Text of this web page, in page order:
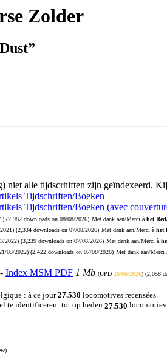
Zolder
niet alle tijdscrhiften zijn geïndexeerd.
Tijdschriften/Boeken
Tijdschriften/Boeken (avec
) (2,982 downloads on 08/08/2026) Met dank aan/Merci à het
) (2,334 downloads on 07/08/2026) Met dank aan/Merci à het
2022) (3,239 downloads on 07/08/2026) Met dank aan/Merci à
03/2022) (2,422 downloads on 07/08/2026) Met dank aan/Merci
- Index MSM PDF 1 Mb (UPD 26/06/2026) (2,058
: à ce jour27.530 locomotives recensées.
te identificeren: tot op heden 27.530
)